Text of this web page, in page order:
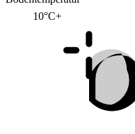
10°C+